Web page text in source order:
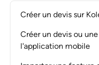
Créer un devis sur
Créer un devis ou
l'application mobile